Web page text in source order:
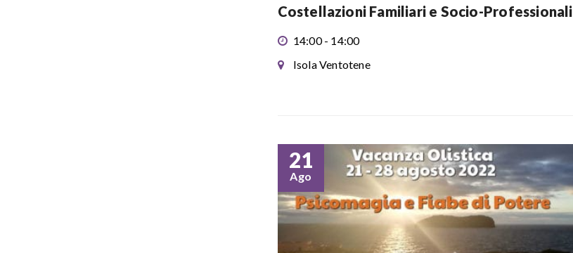
Costellazioni Familiari e Socio-Professionali
14:00 - 14:00
Isola Ventotene
21
Ago